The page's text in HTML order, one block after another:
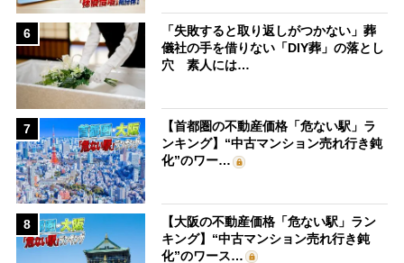
6
「失敗すると取り返しがつかない」葬
儀社の手を借りない「DIY葬」の落とし
穴 素人には…
7
【首都圏の不動産価格「危ない駅」ラ
ンキング】“中古マンション売れ行き鈍
化”のワー…
8
【大阪の不動産価格「危ない駅」ラン
キング】“中古マンション売れ行き鈍
化”のワース…